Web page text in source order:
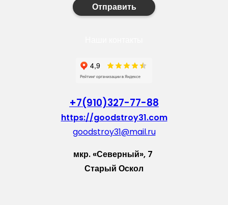
Отправить
+7(910)327-77-88
https://goodstroy31.com
goodstroy31@mail.ru
мкр. «Северный», 7
Старый Оскол